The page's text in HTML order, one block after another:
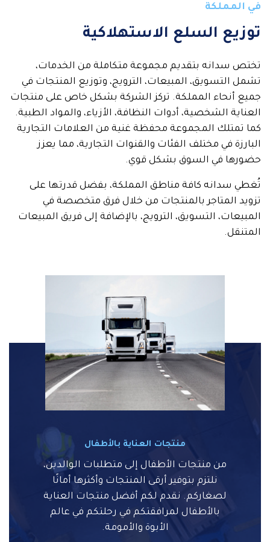
في المملكة
توزيع السلع الاستهلاكية
تختص سدانه بتقديم مجموعة متكاملة من الخدمات،
تشمل التسويق، المبيعات، الترويج، وتوزيع المنتجات في
جميع أنحاء المملكة. تركز الشركة بشكل خاص على منتجات
العناية الشخصية، أدوات النظافة، الأزياء، والمواد الطبية.
كما تمتلك المجموعة محفظة غنية من العلامات التجارية
البارزة في مختلف الفئات والقنوات التجارية، مما يعزز
حضورها في السوق بشكل قوي.
تُغطي سدانه كافة مناطق المملكة، بفضل قدرتها على
تزويد المتاجر بالمنتجات من خلال فرق متخصصة في
المبيعات، التسويق، الترويج، بالإضافة إلى فريق المبيعات
المتنقل.
منتجات العناية بالأطفال
من منتجات الأطفال إلى متطلبات الوالدين،
نلتزم بتوفير أرقى المنتجات وأكثرها أمانًا
لصغاركم. نقدم لكم أفضل منتجات العناية
بالأطفال لمرافقتكم في رحلتكم في عالم
الأبوة والأمومة.